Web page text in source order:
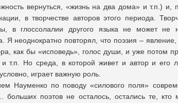
вернуться, «жизнь на два дома» и т.п.) и,
в творчестве авторов этого периода.
в глоссолалии другого языка не может не
Я неоднократно повторял, что поэзия – явление,
как бы «исповедь», голос души, и уже потом
и т.п. Но среда, в которой живет и автор и его
играет важную роль.
Науменко по поводу «силового поля»
больших поэтов не осталось, остались те, кто